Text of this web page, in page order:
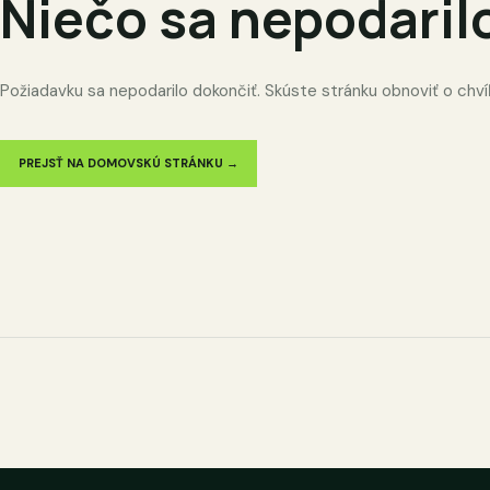
Niečo sa
Požiadavku sa nepodarilo dokončiť. Skúste stránku obnoviť o
PREJSŤ NA DOMOVSKÚ STRÁNKU →